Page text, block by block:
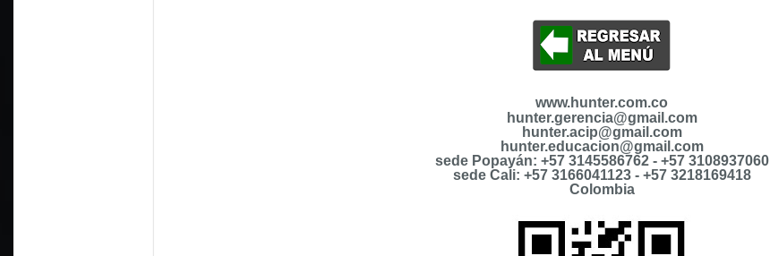
www.hunter.com.co
hunter.gerencia@gmail.com
hunter.acip@gmail.com
hunter.educacion@gmail.com
sede Popayán: +57 3145586762 - +57 3108937060
sede Cali: +57 3166041123 - +57 3218169418
Colombia